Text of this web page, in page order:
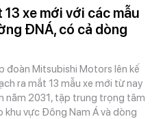
xe mới với các mẫu
ĐNÁ, có cả dòng
đoàn Mitsubishi Motors lên kế
ra mắt 13 mẫu xe mới từ nay
năm 2031, tập trung trọng tâm
khu vực Đông Nam Á và dòng